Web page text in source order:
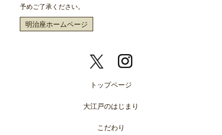
予めご了承ください。
明治座ホームページ
トップページ
大江戸のはじまり
こだわり